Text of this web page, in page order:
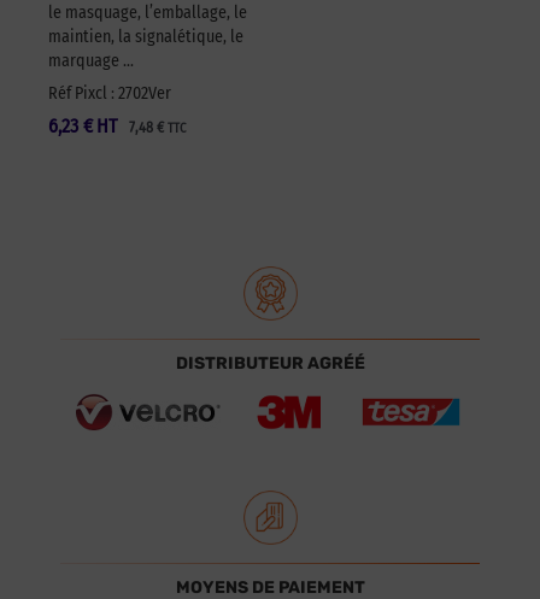
le masquage, l’emballage, le
maintien, la signalétique, le
marquage …
Réf Pixcl : 2702Ver
6,23 € 7,48 € TTC
HT
DISTRIBUTEUR AGRÉÉ
MOYENS DE PAIEMENT